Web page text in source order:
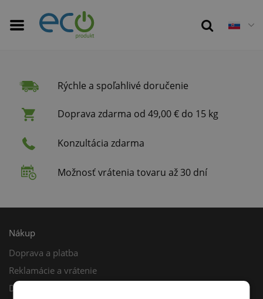
Rýchle a spoľahlivé doručenie
Doprava zdarma od 49,00 € do 15 kg
Konzultácia zdarma
Možnosť vrátenia tovaru až 30 dní
Nákup
Doprava a platba
Reklamácie a vrátenie
Darčekový poukaz